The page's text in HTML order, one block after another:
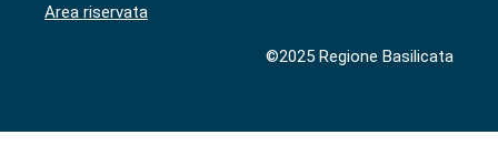
Area riservata
©2025 Regione Basilicata